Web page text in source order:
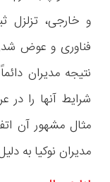
و خارجی، تزلزل
فناوری و عوض شدن
نتیجه مدیران
شرایط آنها را
مثال مشهور آن
مدیران نوکیا به